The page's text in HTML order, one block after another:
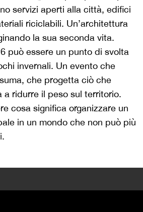
servizi aperti alla città, edifici
riciclabili. Un’architettura
la sua seconda vita.
può essere un punto di svolta
invernali. Un evento che
che progetta ciò che
a ridurre il peso sul territorio.
cosa significa organizzare un
in un mondo che non può più